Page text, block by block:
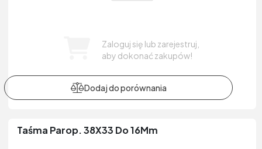
Zaloguj się lub zarejestruj,
aby dokonać zakupów!
Taśma Parop. 38X33 Do 16Mm